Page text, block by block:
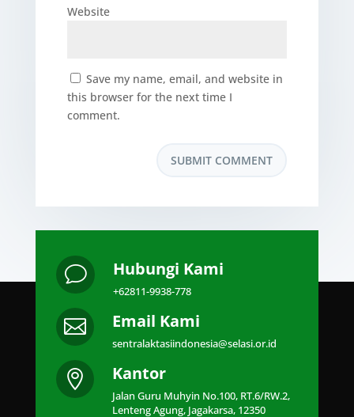
Website
Save my name, email, and website in
this browser for the next time I
comment.
v Hubungi Kami
+62811-9938-778
 Email Kami
sentralaktasiindonesia@selasi.or.id
 Kantor
Jalan Guru Muhyin No.100, RT.6/RW.2,
Lenteng Agung, Jagakarsa, 12350